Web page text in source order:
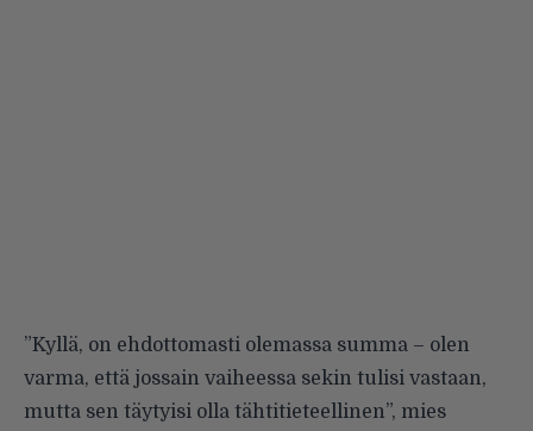
”Kyllä, on ehdottomasti olemassa summa – olen
varma, että jossain vaiheessa sekin tulisi vastaan,
mutta sen täytyisi olla tähtitieteellinen”, mies